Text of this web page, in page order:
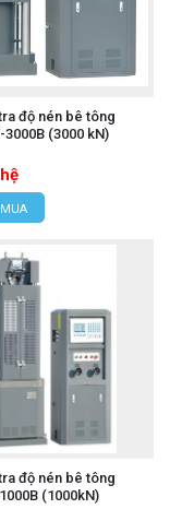
tông
3000B (3000 kN)
tông
(1000kN)